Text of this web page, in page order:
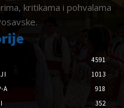
kritikama i pohvalama
4591
1013
A
918
352